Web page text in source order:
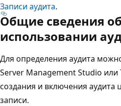
Записи аудита.
Общие сведения об
использовании
Для определения аудита
Server Management Studio или
создания и включения аудита
записи.